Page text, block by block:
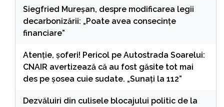
Siegfried Mureșan, despre modificarea legii
decarbonizării: „Poate avea consecințe
financiare”
Atenție, șoferi! Pericol pe Autostrada Soarelui:
CNAIR avertizează că au fost găsite tot mai
des pe șosea cuie sudate. „Sunați la 112”
Dezvăluiri din culisele blocajului politic de la